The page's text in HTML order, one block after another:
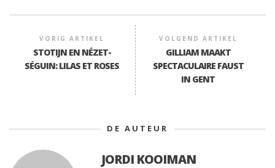
VORIG ARTIKEL
STOTIJN EN NÉZET-
SÉGUIN: LILAS ET ROSES
VOLGEND ARTIKEL
GILLIAM MAAKT
SPECTACULAIRE FAUST
IN GENT
DE AUTEUR
JORDI KOOIMAN